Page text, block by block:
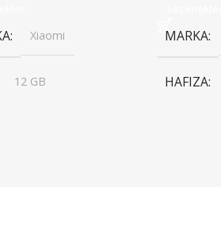
Xiaomi
12 GB
MARKA
HAFIZA